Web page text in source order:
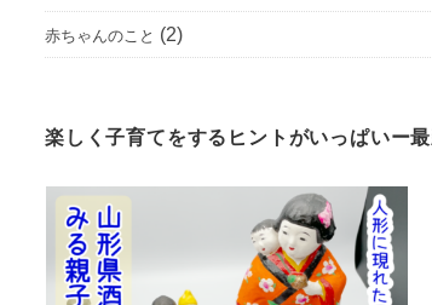
赤ちゃんのこと (2)
楽しく子育てをするヒントがいっぱいー